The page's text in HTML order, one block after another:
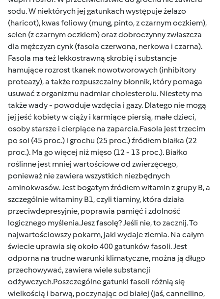
sodu. W niektórych jej gatunkach występuje żelazo
(haricot), kwas foliowy (mung, pinto, z czarnym oczkiem),
selen (z czarnym oczkiem) oraz dobroczynny zwłaszcza
dla mężczyzn cynk (fasola czerwona, nerkowa i czarna).
Fasola ma też lekkostrawną skrobię i substancje
hamujące rozrost tkanek nowotworowych (inhibitory
proteazy), a także rozpuszczalny błonnik, który pomaga
usuwać z organizmu nadmiar cholesterolu. Niestety ma
także wady - powoduje wzdęcia i gazy. Dlatego nie mogą
jej jeść kobiety w ciąży i karmiące piersią, małe dzieci,
osoby starsze i cierpiące na zaparcia.Fasola jest trzecim
po soi (45 proc.) i grochu (25 proc.) źródłem białka (22
proc.). Ma go więcej niż mięso (12 - 13 proc.). Białko
roślinne jest mniej wartościowe od zwierzęcego,
ponieważ nie zawiera wszystkich niezbędnych
aminokwasów. Jest bogatym źródłem witamin z grupy B, a
szczególnie witaminy B1, czyli tiaminy, która działa
przeciwdepresyjnie, poprawia pamięć i zdolność
logicznego myślenia.Jesz fasolę? Jeśli nie, to zacznij. To
najwartościowszy pokarm, jaki wydaje ziemia. Na całym
świecie uprawia się około 400 gatunków fasoli. Jest
odporna na trudne warunki klimatyczne, można ją długo
przechowywać, zawiera wiele substancji
odżywczych.Poszczególne gatunki fasoli różnią się
wielkością i barwą, poczynając od białej (jaś, cannellino,